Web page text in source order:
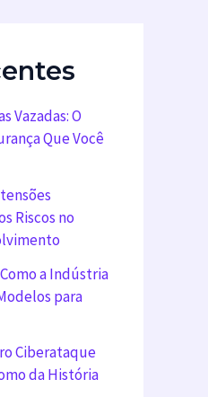
Vazadas: O
Que Você
Riscos no
a Indústria
para
Ciberataque
da História